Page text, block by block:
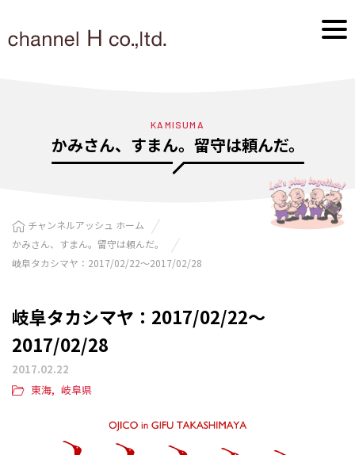
KAMISUMA
かみさん、すまん。留守は頼んだ。
チャンネルアッシュ ホーム
かみさん、すまん。留守は頼んだ。
岐阜タカシマヤ：2017/02/22〜2017/02/28
岐阜タカシマヤ：2017/02/22〜
2017/02/28
2017.02.22
東海
岐阜県